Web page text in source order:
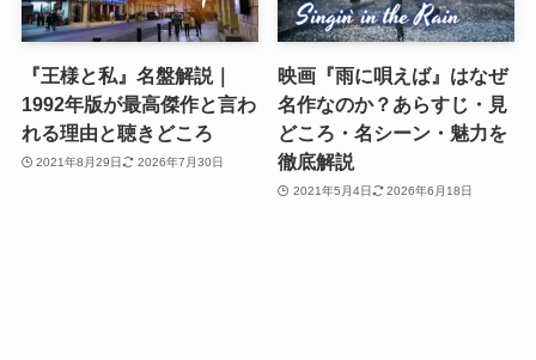
『王様と私』名盤解説｜
1992年版が最高傑作と言わ
れる理由と聴きどころ
2021年8月29日 2026年7月30日
映画『雨に唄えば』はなぜ
名作なのか？あらすじ・見
どころ・名シーン・魅力を
徹底解説
2021年5月4日 2026年6月18日